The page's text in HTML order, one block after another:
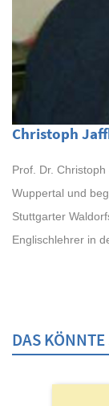
Christoph
Prof. Dr.
Wuppertal und
Stuttgarter
Englischlehrer in
DAS